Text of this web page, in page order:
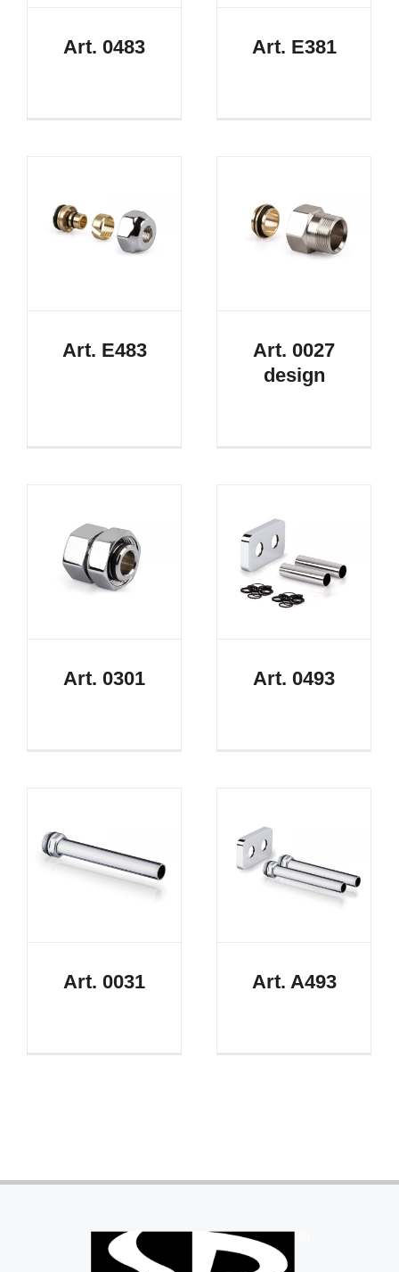
Art. 0483 Art. E381
Art. E483
Art. 0027
design
Art. 0301 Art. 0493
Art. 0031 Art. A493